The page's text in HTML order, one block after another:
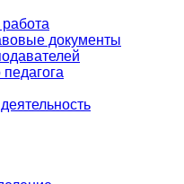
документы